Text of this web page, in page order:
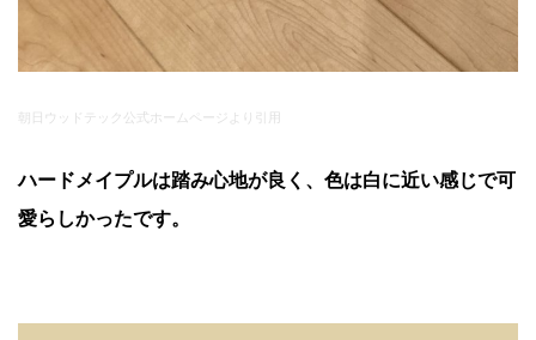
朝日ウッドテック公式ホームページより引用
ハードメイプルは踏み心地が良く、色は白に近い感じで可
愛らしかったです。